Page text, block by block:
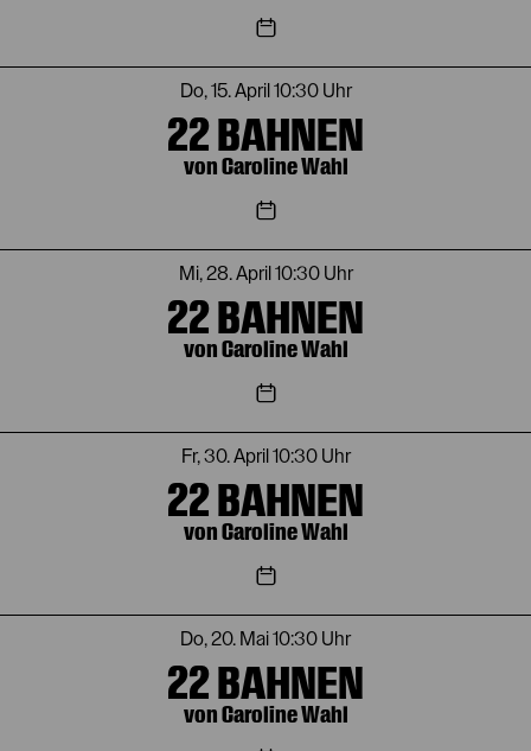
Do, 15. April 10:30 Uhr
22 BAHNEN
von Caroline Wahl
Mi, 28. April 10:30 Uhr
22 BAHNEN
von Caroline Wahl
Fr, 30. April 10:30 Uhr
22 BAHNEN
von Caroline Wahl
Do, 20. Mai10:30 Uhr
22 BAHNEN
von Caroline Wahl